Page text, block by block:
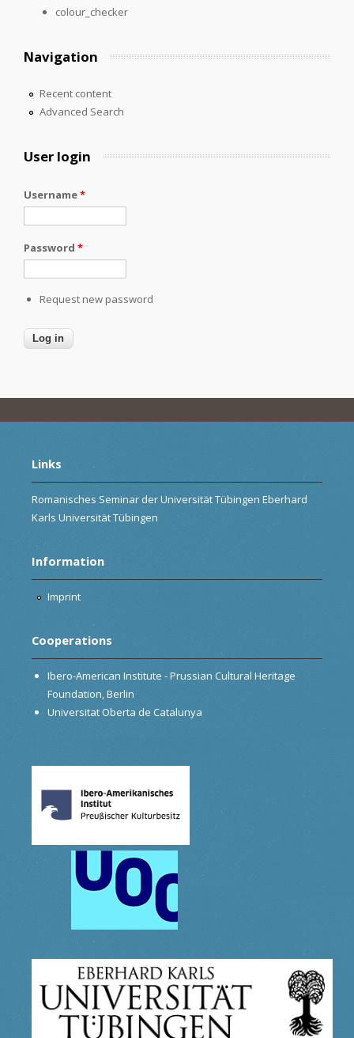
colour_checker
Navigation
Recent content
Advanced Search
User login
Username*
Password *
Request new password
Links
Romanisches Seminar der Universität Tübingen Eberhard
Karls Universität Tübingen
Information
Imprint
Cooperations
Ibero-American Institute - Prussian Cultural Heritage
Foundation, Berlin
Universitat Oberta de Catalunya